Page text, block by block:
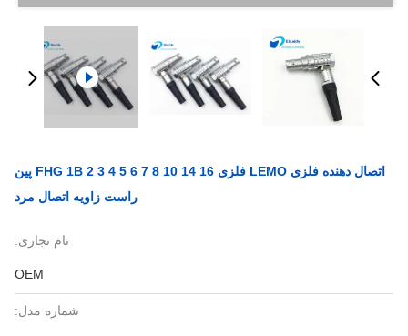
اتصال دهنده فلزی LEMO فلزی FHG 1B 2 3 4 5 6 7 8 10 14 16 پین
راست زاویه اتصال مرد
نام تجاری:
OEM
شماره مدل: